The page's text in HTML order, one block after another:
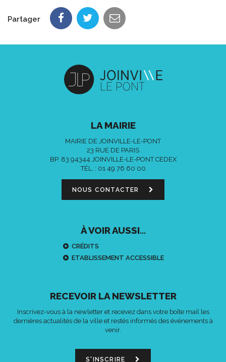
Partager
LA MAIRIE
MAIRIE DE JOINVILLE-LE-PONT
23 RUE DE PARIS
BP. 83 94344 JOINVILLE-LE-PONT CEDEX
TÉL. : 01 49 76 60 00
NOUS CONTACTER
À VOIR AUSSI...
CRÉDITS
ETABLISSEMENT ACCESSIBLE
RECEVOIR LA NEWSLETTER
Inscrivez-vous à la newletter et recevez dans votre boîte mail les
dernières actualités de la ville et restés informés des événements à
venir.
S'INSCRIRE